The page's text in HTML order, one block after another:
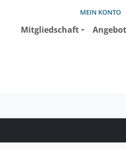
MEIN KONTO
Mitgliedschaft